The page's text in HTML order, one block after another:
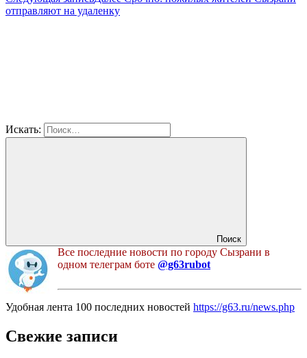
отправляют на удаленку
Искать:
Поиск
Все последние новости по городу Сызрани в
одном телеграм боте @g63rubot
Удобная лента 100 последних новостей https://g63.ru/news.php
Свежие записи